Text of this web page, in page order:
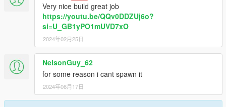
Very nice build great job
https://youtu.be/QQv0DDZUj6o?
si=U_GB1yPO1mUVD7xO
2024年02月25日
NelsonGuy_62
for some reason i cant spawn it
2024年06月17日